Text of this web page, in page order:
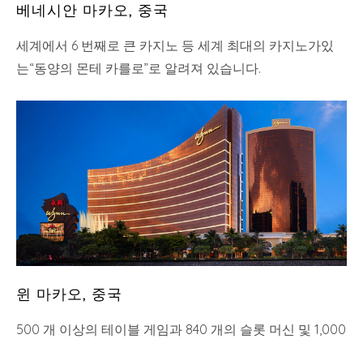
베네시안 마카오, 중국
세계에서 6 번째로 큰 카지노 등 세계 최대의 카지노가있
는“동양의 몬테 카를로”로 알려져 있습니다.
윈 마카오, 중국
500 개 이상의 테이블 게임과 840 개의 슬롯 머신 및 1,000